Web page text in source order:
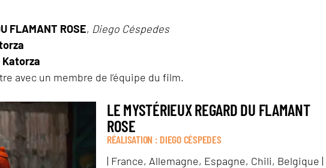
FLAMANT ROSE, Diego Céspedes
Katorza
avec un membre de l’équipe du film.
LE MYSTÉRIEUX REGARD DU FLAMANT
ROSE
RÉALISATION : DIEGO CÉSPEDES
| France, Allemagne, Espagne, Chili, Belgique |